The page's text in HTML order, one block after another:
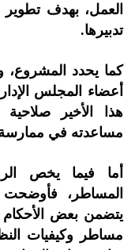
العمل، بهدف تطوير
تدبيرها.
كما يحدد المشروع،
أعضاء المجلس
هذا الأخير
مساعدته في
أما فيما يخص
المساطر،
يتضمن بعض الأحكام
مساطر وكيفيات